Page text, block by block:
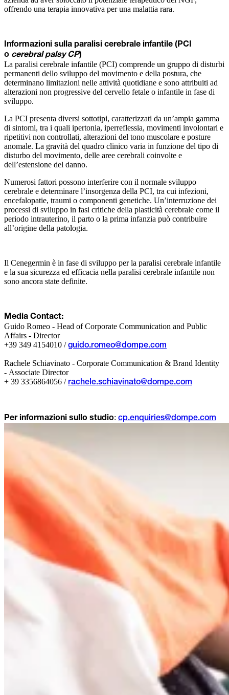
offrendo una terapia innovativa per una malattia rara.
Informazioni sulla paralisi cerebrale infantile (PCI
o cerebral palsy CP)
La paralisi cerebrale infantile (PCI) comprende un gruppo di disturbi
permanenti dello sviluppo del movimento e della postura, che
determinano limitazioni nelle attività quotidiane e sono attribuiti ad
alterazioni non progressive del cervello fetale o infantile in fase di
sviluppo.
La PCI presenta diversi sottotipi, caratterizzati da un’ampia gamma
di sintomi, tra i quali ipertonia, iperreflessia, movimenti involontari e
ripetitivi non controllati, alterazioni del tono muscolare e posture
anomale. La gravità del quadro clinico varia in funzione del tipo di
disturbo del movimento, delle aree cerebrali coinvolte e
dell’estensione del danno.
Numerosi fattori possono interferire con il normale sviluppo
cerebrale e determinare l’insorgenza della PCI, tra cui infezioni,
encefalopatie, traumi o componenti genetiche. Un’interruzione dei
processi di sviluppo in fasi critiche della plasticità cerebrale come il
periodo intrauterino, il parto o la prima infanzia può contribuire
all’origine della patologia.
Il Cenegermin è in fase di sviluppo per la paralisi cerebrale infantile
e la sua sicurezza ed efficacia nella paralisi cerebrale infantile non
sono ancora state definite.
Media Contact:
Guido Romeo - Head of Corporate Communication and Public
Affairs - Director
+39 349 4154010 /guido.romeo@dompe.com
Rachele Schiavinato - Corporate Communication & Brand Identity
- Associate Director
+ 39 3356864056 / rachele.schiavinato@dompe.com
Per informazioni sullo studio: cp.enquiries@dompe.com